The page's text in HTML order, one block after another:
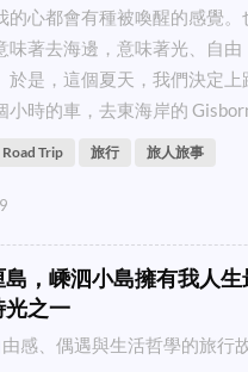
的心都會有種被喚醒的感覺。
味著去海邊，意味著光、自由
於是，這個夏天，我們決定上
小時的車，去東海岸的
Road Trip 旅行 旅人旅事
，嵊泗小島擁有我人生
光之一
感、偶遇與生活哲學的旅行